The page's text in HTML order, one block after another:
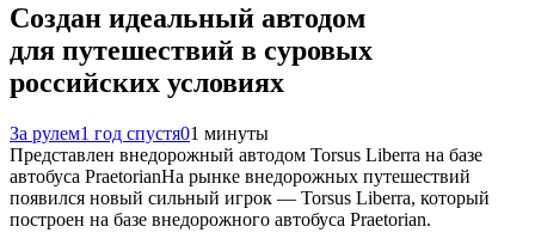
Создан идеальный автодом
для путешествий в суровых
российских условиях
За рулем1 год спустя01 минуты
Представлен внедорожный автодом Torsus Liberra на базе
автобуса PraetorianНа рынке внедорожных путешествий
появился новый сильный игрок — Torsus Liberra, который
построен на базе внедорожного автобуса Praetorian.